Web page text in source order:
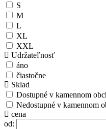
S
M
L
XL
XXL
Udržateľnosť
áno
čiastočne
Sklad
Dostupné v kamennom
Nedostupné v kamennom
cena
od: